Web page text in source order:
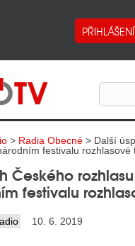
> Radia Obecné > Další
festivalu rozhlasové
Českého
festivalu
10. 6. 2019